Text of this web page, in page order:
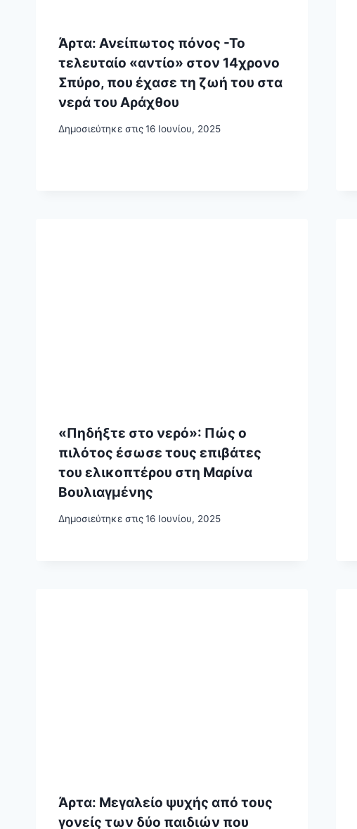
Άρτα: Ανείπωτος πόνος -Το
τελευταίο «αντίο» στον 14χρονο
Σπύρο, που έχασε τη ζωή του στα
νερά του Αράχθου
Δημοσιεύτηκε στις16 Ιουνίου, 2025
«Πηδήξτε στο νερό»: Πώς ο
πιλότος έσωσε τους επιβάτες
του ελικοπτέρου στη Μαρίνα
Βουλιαγμένης
Δημοσιεύτηκε στις16 Ιουνίου, 2025
Άρτα: Μεγαλείο ψυχής από τους
γονείς των δύο παιδιών που